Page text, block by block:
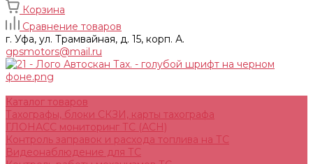
Корзина
Сравнение товаров
г. Уфа, ул. Трамвайная, д. 15, корп. А.
gpsmotors@mail.ru
Каталог товаров
Тахографы, блоки СКЗИ, карты тахографа
ГЛОНАСС мониторинг ТС (АСН)
Контроль заправок и расхода топлива на ТС
Видеонаблюдение для ТС